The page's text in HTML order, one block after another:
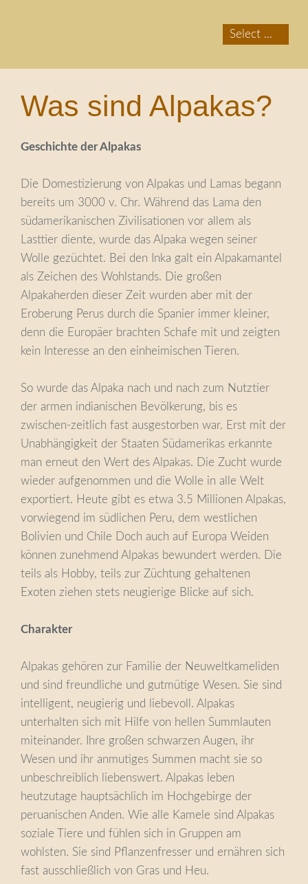
Was sind Alpakas?
Geschichte der Alpakas
Die Domestizierung von Alpakas und Lamas begann
bereits um 3000 v. Chr. Während das Lama den
südamerikanischen Zivilisationen vor allem als
Lasttier diente, wurde das Alpaka wegen seiner
Wolle gezüchtet. Bei den Inka galt ein Alpakamantel
als Zeichen des Wohlstands. Die großen
Alpakaherden dieser Zeit wurden aber mit der
Eroberung Perus durch die Spanier immer kleiner,
denn die Europäer brachten Schafe mit und zeigten
kein Interesse an den einheimischen Tieren.
So wurde das Alpaka nach und nach zum Nutztier
der armen indianischen Bevölkerung, bis es
zwischen-zeitlich fast ausgestorben war. Erst mit der
Unabhängigkeit der Staaten Südamerikas erkannte
man erneut den Wert des Alpakas. Die Zucht wurde
wieder aufgenommen und die Wolle in alle Welt
exportiert. Heute gibt es etwa 3.5 Millionen Alpakas,
vorwiegend im südlichen Peru, dem westlichen
Bolivien und Chile Doch auch auf Europa Weiden
können zunehmend Alpakas bewundert werden. Die
teils als Hobby, teils zur Züchtung gehaltenen
Exoten ziehen stets neugierige Blicke auf sich.
Charakter
Alpakas gehören zur Familie der Neuweltkameliden
und sind freundliche und gutmütige Wesen. Sie sind
intelligent, neugierig und liebevoll. Alpakas
unterhalten sich mit Hilfe von hellen Summlauten
miteinander. Ihre großen schwarzen Augen, ihr
Wesen und ihr anmutiges Summen macht sie so
unbeschreiblich liebenswert. Alpakas leben
heutzutage hauptsächlich im Hochgebirge der
peruanischen Anden. Wie alle Kamele sind Alpakas
soziale Tiere und fühlen sich in Gruppen am
wohlsten. Sie sind Pflanzenfresser und ernähren sich
fast ausschließlich von Gras und Heu.